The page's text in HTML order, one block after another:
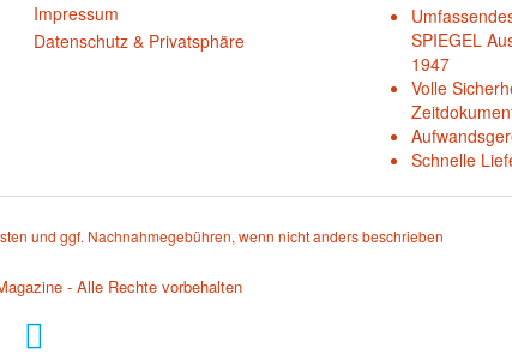
Impressum
Datenschutz & Privatsphäre
SPIEGEL
1947
Volle
Schnelle
und ggf. Nachnahmegebühren, wenn nicht anders beschrieben
- Alle Rechte vorbehalten